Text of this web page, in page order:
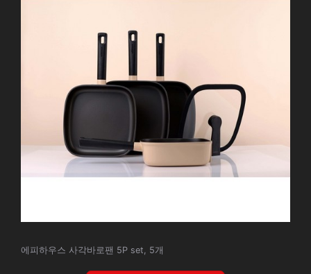
에피하우스 사각바로팬 5P set, 5개